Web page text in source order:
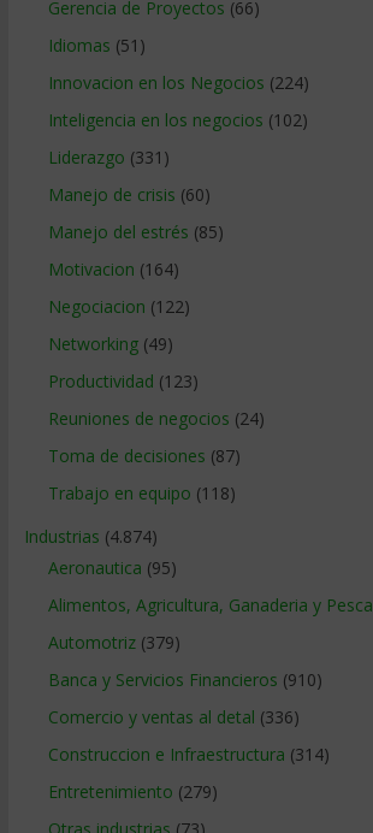
Gerencia de Proyectos (66)
Idiomas (51)
Innovacion en los Negocios (224)
Inteligencia en los negocios (102)
Liderazgo (331)
Manejo de crisis (60)
Manejo del estrés (85)
Motivacion (164)
Negociacion (122)
Networking(49)
Productividad (123)
Reuniones de negocios (24)
Toma de decisiones (87)
Trabajo en equipo (118)
Industrias (4.874)
Aeronautica (95)
Alimentos, Agricultura, Ganaderia y Pesca
Automotriz(379)
Banca y Servicios Financieros (910)
Comercio y ventas al detal (336)
Construccion e Infraestructura (314)
Entretenimiento (279)